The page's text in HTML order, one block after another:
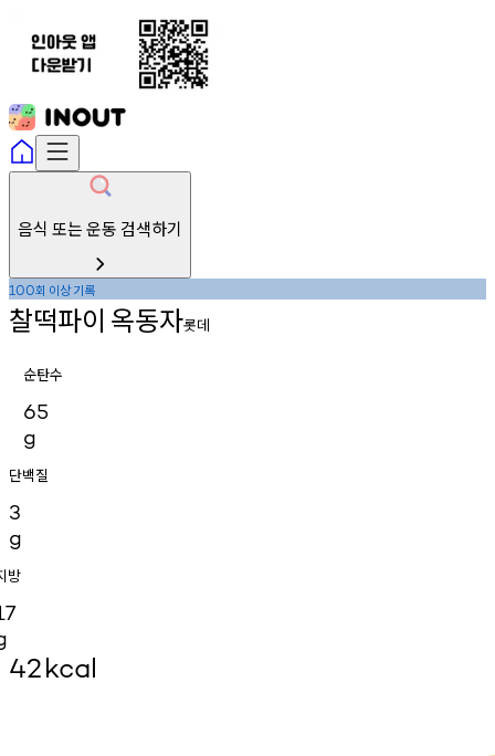
음식 또는 운동 검색하기
100회 이상기록
찰떡파이 옥동자롯데
순탄수
65
g
단백질
3
g
방
42kcal